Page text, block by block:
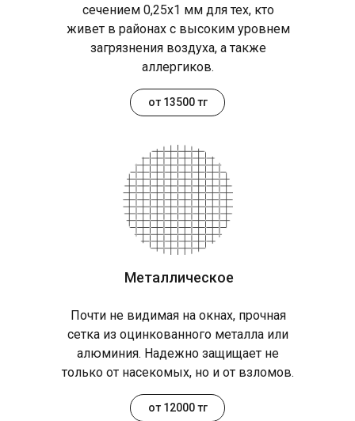
сечением 0,25х1 мм для тех, кто
живет в районах с высоким уровнем
загрязнения воздуха, а также
аллергиков.
Металлическое
Почти не видимая на окнах, прочная
сетка из оцинкованного металла или
алюминия. Надежно защищает не
только от насекомых, но и от взломов.
от 13500 тг
от 12000 тг